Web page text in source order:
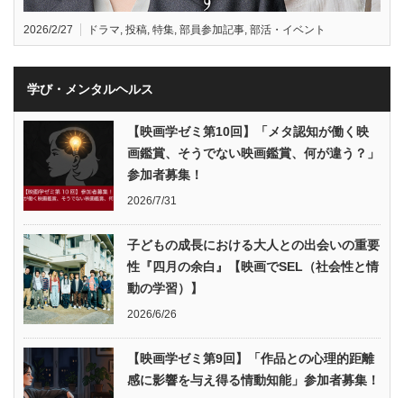
2026/2/27 ドラマ 投稿 特集 部員参加記事 部活・イベント
学び・メンタルヘルス
【映画学ゼミ第10回】「メタ認知が働く映
画鑑賞、そうでない映画鑑賞、何が違う？」
参加者募集！
2026/7/31
子どもの成長における大人との出会いの重要
性『四月の余白』【映画でSEL（社会性と情
動の学習）】
2026/6/26
【映画学ゼミ第9回】「作品との心理的距離
感に影響を与え得る情動知能」参加者募集！